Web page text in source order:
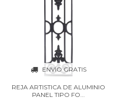
ENVÍO GRATIS
REJA ARTISTICA DE ALUMINIO
PANEL TIPO FO...